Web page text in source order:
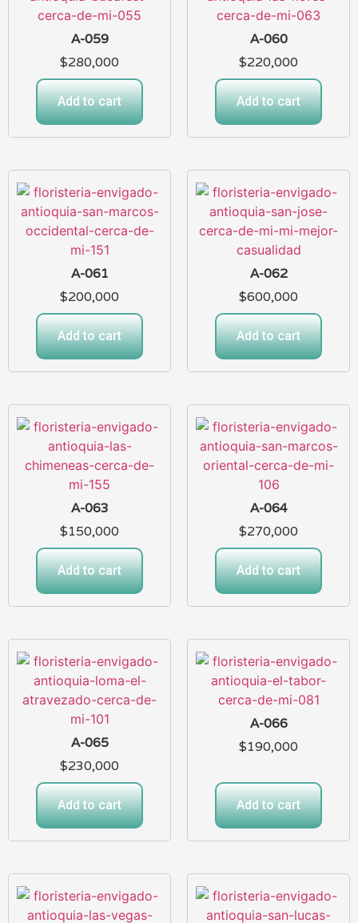
A-059
$280,000
Add to cart
A-060
$220,000
Add to cart
A-061
$200,000
Add to cart
A-062
$600,000
Add to cart
A-063
$150,000
Add to cart
A-064
$270,000
Add to cart
A-065
$230,000
Add to cart
A-066
$190,000
Add to cart